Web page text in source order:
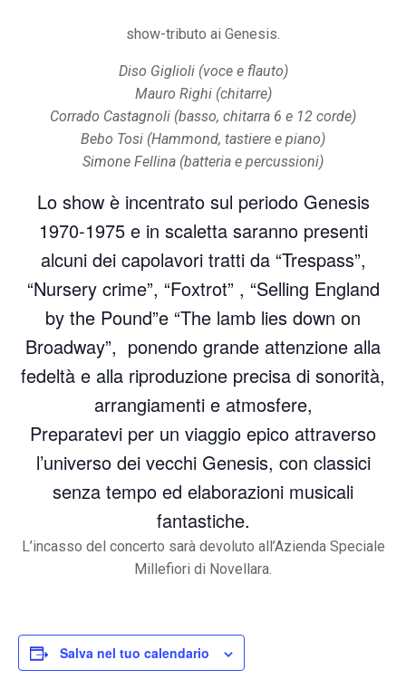
show-tributo ai Genesis.
Diso Giglioli (voce e flauto)
Mauro Righi (chitarre)
Corrado Castagnoli (basso, chitarra 6 e 12 corde)
Bebo Tosi (Hammond, tastiere e piano)
Simone Fellina (batteria e percussioni)
Lo show è incentrato sul periodo Genesis
1970-1975 e in scaletta saranno presenti
alcuni dei capolavori tratti da “Trespass”,
“Nursery crime”, “Foxtrot” , “Selling England
by the Pound”e “The lamb lies down on
Broadway”, ponendo grande attenzione alla
fedeltà e alla riproduzione precisa di sonorità,
arrangiamenti e atmosfere,
Preparatevi per un viaggio epico attraverso
l’universo dei vecchi Genesis, con classici
senza tempo ed elaborazioni musicali
fantastiche.
L’incasso del concerto sarà devoluto all’Azienda Speciale
Millefiori di Novellara.
Salva nel tuo calendario